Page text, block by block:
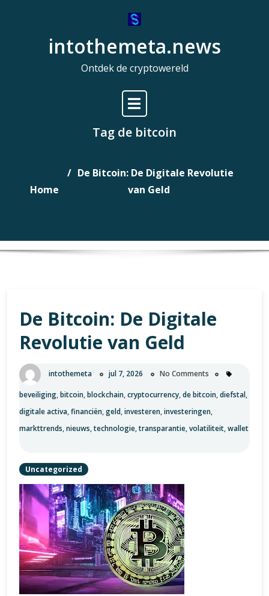
intothemeta.news
Ontdek de cryptowereld
Tag de bitcoin
Home
De Bitcoin: De Digitale Revolutie
van Geld
De Bitcoin: De Digitale
Revolutie van Geld
intothemeta jul 7, 2026 No Comments
beveiliging,bitcoin,blockchain,cryptocurrency,de bitcoin,diefstal,
digitale activa,financiën,geld,investeren,investeringen,
markttrends,nieuws,technologie,transparantie,volatiliteit,wallet
Uncategorized